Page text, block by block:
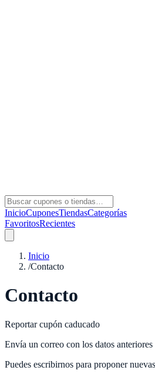
InicioCuponesTiendasCategorías
FavoritosRecientes
Inicio
/Contacto
Contacto
Reportar cupón caducado
Envía un correo con los datos anteriores
Puedes escribirnos para proponer